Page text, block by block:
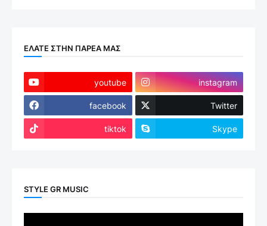
ΕΛΑΤΕ ΣΤΗΝ ΠΑΡΕΑ ΜΑΣ
youtube instagram
facebook Twitter
tiktok Skype
STYLE GR MUSIC